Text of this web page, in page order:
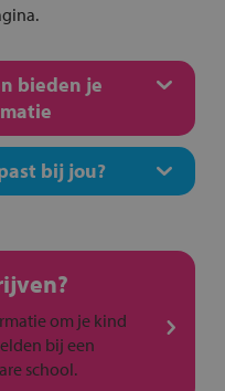
bieden je
bij jou?
om je kind
bij een
school.